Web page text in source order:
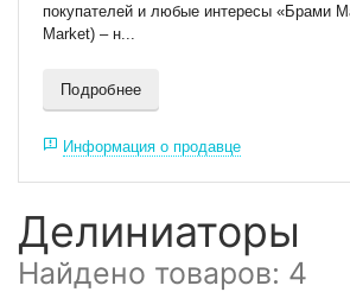
Делиниаторы
Найдено товаров: 4
покупателей и любые интересы «Брами
Market) – н...
Подробнее
Информация о продавце